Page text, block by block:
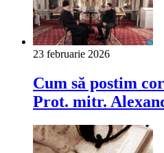
23 februarie 2026
Cum să postim
Prot. mitr.